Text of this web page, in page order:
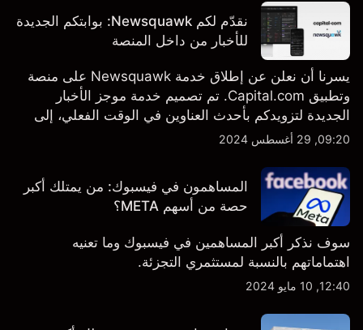
نقدّم لكم Newsquawk: بوابتكم الجديدة
للأخبار من داخل المنصة
يسرنا أن نعلن عن إطلاق خدمة Newsquawk على منصة
وتطبيق Capital.com. تم تصميم خدمة موجز الأخبار
الجديدة لتزويدكم بأحدث العناوين في الوقت الفعلي، إلى
جانب قصص إخبارية مخصصة وتقارير تحليلية متعمقة - وكل
بالضبط.
09:20, 29 أغسطس 2024
المساهمون في فيسبوك: من يمتلك أكبر
حصة من أسهم META؟
سوف نذكر أكبر المساهمين في فيسبوك وما تعنيه
اهتماماتهم بالنسبة لمستثمري التجزئة.
12:40, 10 مايو 2024